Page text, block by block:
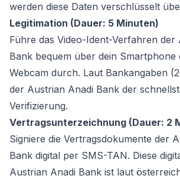
werden diese Daten verschlüsselt
Legitimation (Dauer: 5 Minuten)
Führe das Video-Ident-Verfahren der
Bank bequem über dein Smartphone
Webcam durch. Laut Bankangaben
der Austrian Anadi Bank der
Verifizierung.
Vertragsunterzeichnung (Dauer: 2
Signiere die Vertragsdokumente der
Bank digital per SMS-TAN. Diese
Austrian Anadi Bank ist laut